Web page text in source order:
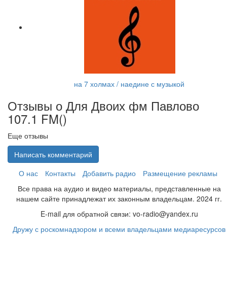
на 7 холмах / наедине с музыкой
Отзывы о Для Двоих фм Павлово
107.1 FM()
Еще отзывы
Написать комментарий
О нас
Контакты Добавить радио
Размещение рекламы
Все права на аудио и видео материалы, представленные на
нашем сайте принадлежат их законным владельцам. 2024 гг.
E-mail для обратной связи: vo-radio@yandex.ru
Дружу с роскомнадзором и всеми владельцами медиаресурсов